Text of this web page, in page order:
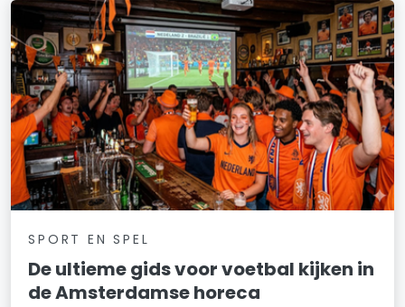
SPORT EN SPEL
De ultieme gids voor voetbal kijken in
de Amsterdamse horeca